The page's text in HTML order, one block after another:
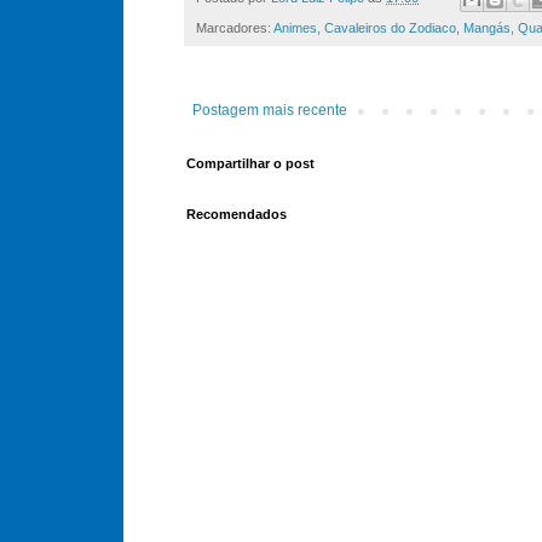
Marcadores: Animes Cavaleiros do Zodiaco Mangás
Postagem mais recente
Compartilhar o post
Recomendados